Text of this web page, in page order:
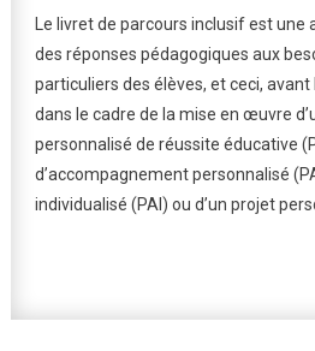
Le livret de parcours inclusif est
des réponses pédagogiques aux
particuliers des élèves, et ceci,
dans le cadre de la mise en œuvre
personnalisé de réussite éducative
d’accompagnement personnalisé
individualisé (PAI) ou d’un projet